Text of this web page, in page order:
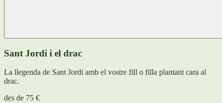
Sant Jordi i el drac
La llegenda de Sant Jordi amb el vostre fill o filla plantant cara al
drac.
des de 75 €